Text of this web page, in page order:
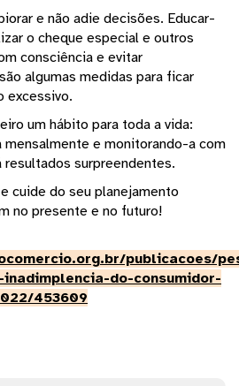
e não adie decisões. Educar-
o cheque especial e outros
consciência e evitar
algumas medidas para ficar
excessivo.
um hábito para toda a vida:
mensalmente e monitorando-a com
surpreendentes.
cuide do seu planejamento
no presente e no futuro!
publicacoes/
do-consumidor-
453609